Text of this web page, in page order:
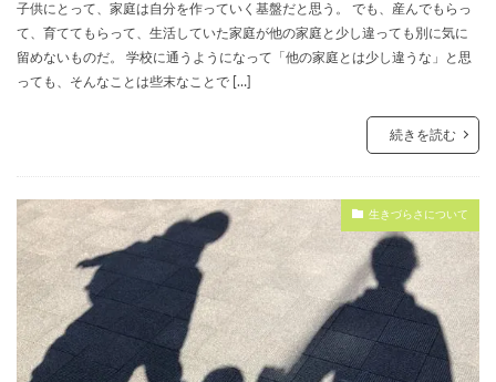
子供にとって、家庭は自分を作っていく基盤だと思う。 でも、産んでもらっ
て、育ててもらって、生活していた家庭が他の家庭と少し違っても別に気に
留めないものだ。 学校に通うようになって「他の家庭とは少し違うな」と思
っても、そんなことは些末なことで […]
続きを読む
生きづらさについて